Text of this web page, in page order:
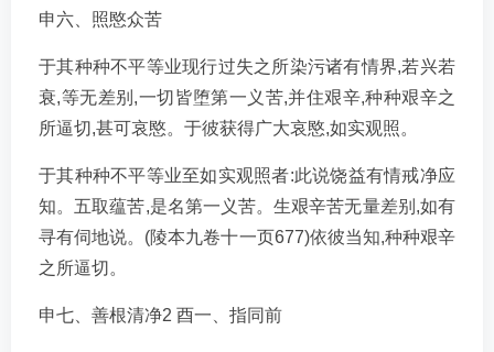
申六、照愍众苦
于其种种不平等业现行过失之所染污诸有情界,若兴若
衰,等无差别,一切皆堕第一义苦,并住艰辛,种种艰辛之
所逼切,甚可哀愍。于彼获得广大哀愍,如实观照。
于其种种不平等业至如实观照者:此说饶益有情戒净应
知。五取蕴苦,是名第一义苦。生艰辛苦无量差别,如有
寻有伺地说。(陵本九卷十一页677)依彼当知,种种艰辛
之所逼切。
申七、善根清净2 酉一、指同前